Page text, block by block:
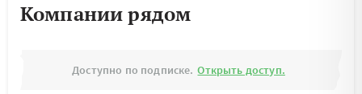
Компании рядом
Доступно по подписке. Открыть доступ.